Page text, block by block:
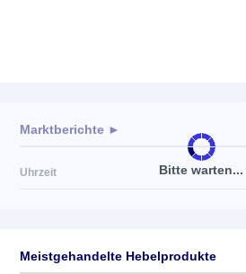
Bitte warten...
Marktberichte ►
Uhrzeit
Meistgehandelte Hebelprodukte